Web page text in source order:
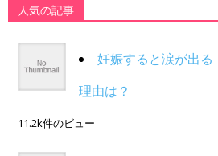
人気の記事
妊娠すると涙が出
理由は？
11.2k件のビュー